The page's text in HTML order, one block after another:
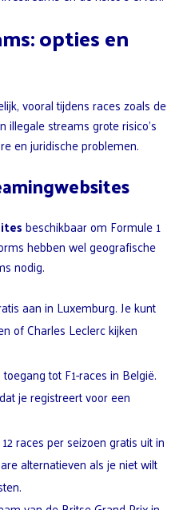
opties en
vooral tijdens races zoals de
illegale streams grote risico’s
en juridische problemen.
beschikbaar om Formule 1
hebben wel geografische
nodig.
aan in Luxemburg. Je kunt
of Charles Leclerc kijken
tot F1-races in België.
je registreert voor een
races per seizoen gratis uit in
alternatieven als je niet wilt